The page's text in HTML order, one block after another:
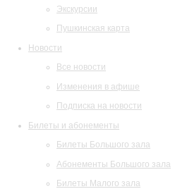
Экскурсии
Пушкинская карта
Новости
Все новости
Изменения в афише
Подписка на новости
Билеты и абонементы
Билеты Большого зала
Абонементы Большого зала
Билеты Малого зала